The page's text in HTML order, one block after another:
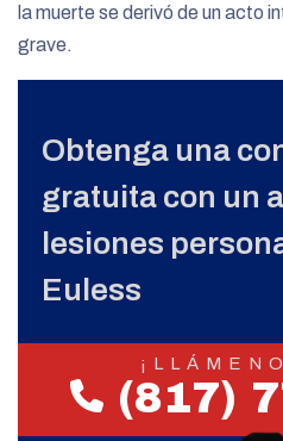
la muerte se derivó de un acto
grave.
Obtenga una
gratuita con un
lesiones
Euless
(817)